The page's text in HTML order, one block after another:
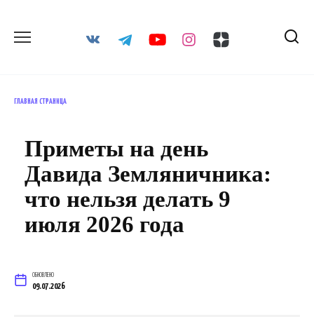
содержанию
ГЛАВНАЯ СТРАНИЦА
Приметы на день
Давида Земляничника:
что нельзя делать 9
июля 2026 года
ОБНОВЛЕНО
09.07.2026